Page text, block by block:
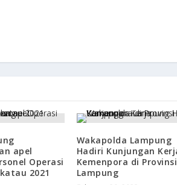
apel
Operasi
2021
Wakapolda Lampung
Hadiri Kunjungan
Kemenpora di Provinsi
Lampung